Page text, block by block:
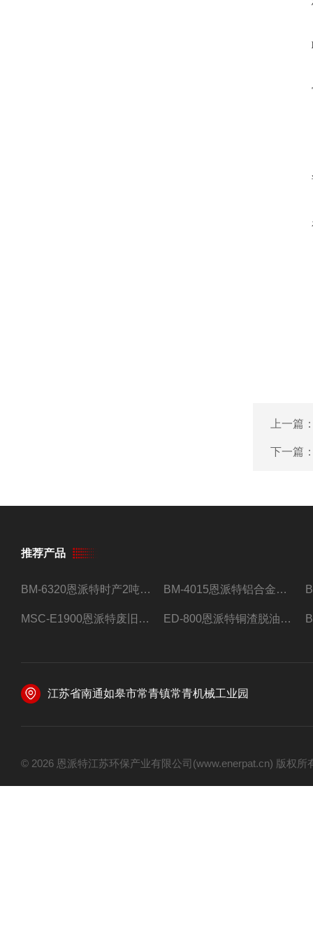
上一篇
下一篇
推荐产品
BM-6320恩派特时产2吨合金钢屑压饼机 BM-4015恩派特铝合金屑压饼机 脱油效果好
MSC-E1900恩派特废旧锂电池极片破碎处理设备 ED-800恩派特铜渣脱油机废铜屑铝屑甩油机
江苏省南通如皋市常青镇常青机械工业园
© 2026 恩派特江苏环保产业有限公司(www.enerpat.cn) 版权